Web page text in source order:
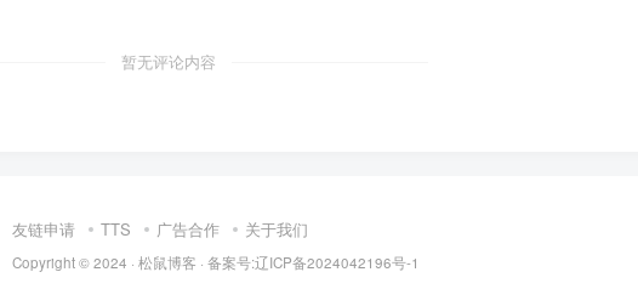
暂无评论内容
友链申请 TTS 广告合作 关于我们
Copyright © 2024 · 松鼠博客 · 备案号:辽ICP备2024042196号-1